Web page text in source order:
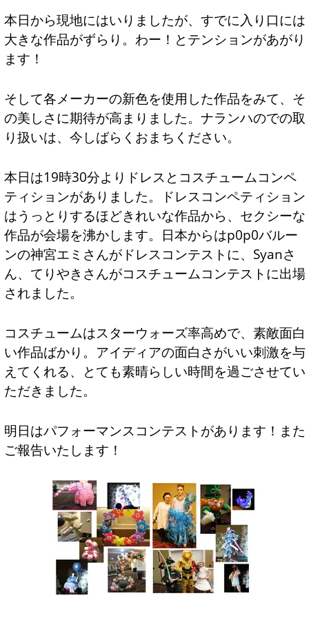
本日から現地にはいりましたが、すでに入り口には
大きな作品がずらり。わー！とテンションがあがり
ます！
そして各メーカーの新色を使用した作品をみて、そ
の美しさに期待が高まりました。ナランハのでの取
り扱いは、今しばらくおまちください。
本日は19時30分よりドレスとコスチュームコンペ
ティションがありました。ドレスコンペティション
はうっとりするほどきれいな作品から、セクシーな
作品が会場を沸かします。日本からはp0p0バルー
ンの神宮エミさんがドレスコンテストに、Syanさ
ん、てりやきさんがコスチュームコンテストに出場
されました。
コスチュームはスターウォーズ率高めで、素敵面白
い作品ばかり。アイディアの面白さがいい刺激を与
えてくれる、とても素晴らしい時間を過ごさせてい
ただきました。
明日はパフォーマンスコンテストがあります！また
ご報告いたします！